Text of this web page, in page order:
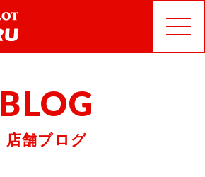
BLOG
店舗ブログ